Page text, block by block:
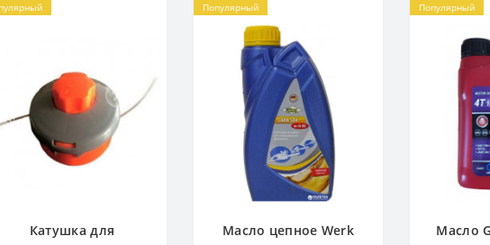
Катушка для
Популярный
Масло цепное Werk
Популярный
Масло